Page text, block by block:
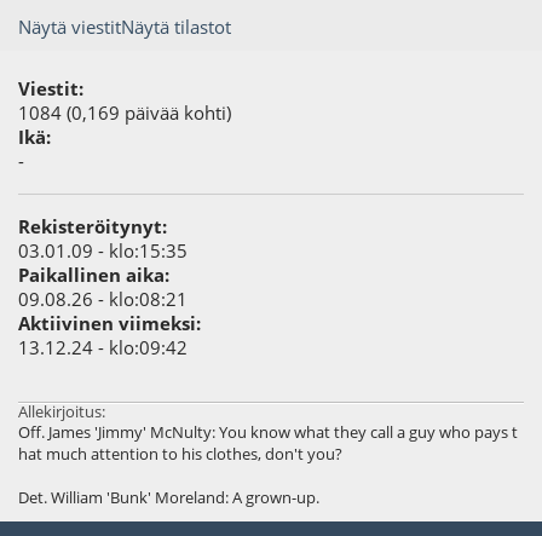
Näytä viestitNäytä tilastot
Viestit:
1084 (0,169 päivää kohti)
Ikä:
-
Rekisteröitynyt:
03.01.09 - klo:15:35
Paikallinen aika:
09.08.26 - klo:08:21
Aktiivinen viimeksi:
13.12.24 - klo:09:42
Allekirjoitus:
Off. James 'Jimmy' McNulty: You know what they call a guy who pays t
hat much attention to his clothes, don't you?
Det. William 'Bunk' Moreland: A grown-up.